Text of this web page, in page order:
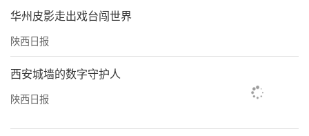
华州皮影走出戏台闯世界
陕西日报
西安城墙的数字守护人
陕西日报